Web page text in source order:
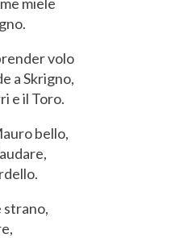
volo
a Skrigno,
e il Toro.
bello,
strano,